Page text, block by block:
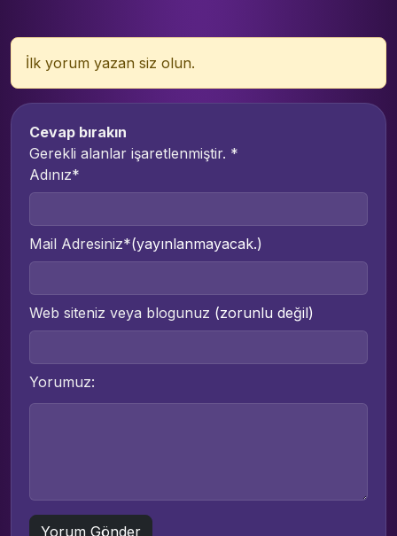
İlk yorum yazan siz olun.
Cevap bırakın
Gerekli alanlar işaretlenmiştir. *
Adınız*
Mail Adresiniz*(yayınlanmayacak.)
Web siteniz veya blogunuz (zorunlu değil)
Yorumuz: